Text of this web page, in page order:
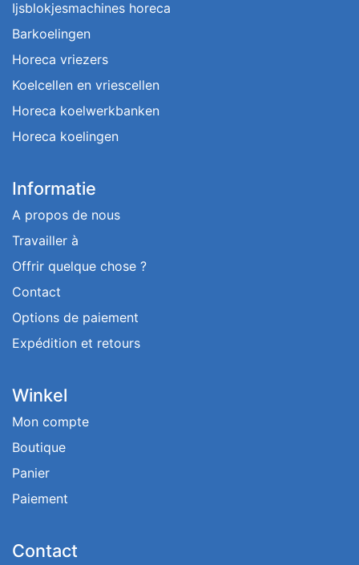
Ijsblokjesmachines horeca
Barkoelingen
Horeca vriezers
Koelcellen en vriescellen
Horeca koelwerkbanken
Horeca koelingen
Informatie
A propos de nous
Travailler à
Offrir quelque chose ?
Contact
Options de paiement
Expédition et retours
Winkel
Mon compte
Boutique
Panier
Paiement
Contact